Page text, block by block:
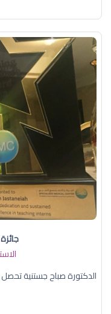
الدكتورة صباح جستنية تحصل